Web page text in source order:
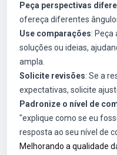
Peça perspectivas
ofereça diferentes
Use comparações: Peça
soluções ou ideias,
ampla.
Solicite revisões: Se a
expectativas, solicite
Padronize o nível de
"explique como se eu
resposta ao seu nível de
Melhorando a qualidade